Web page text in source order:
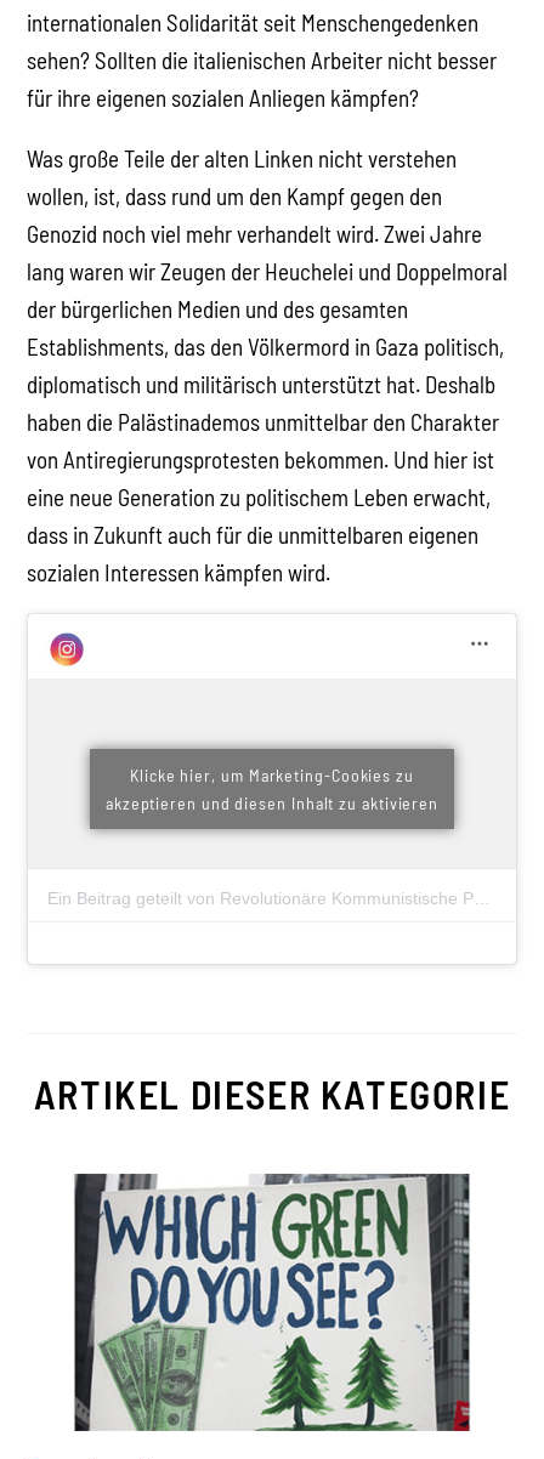
internationalen Solidarität seit Menschengedenken
sehen? Sollten die italienischen Arbeiter nicht besser
für ihre eigenen sozialen Anliegen kämpfen?
Was große Teile der alten Linken nicht verstehen
wollen, ist, dass rund um den Kampf gegen den
Genozid noch viel mehr verhandelt wird. Zwei Jahre
lang waren wir Zeugen der Heuchelei und Doppelmoral
der bürgerlichen Medien und des gesamten
Establishments, das den Völkermord in Gaza politisch,
diplomatisch und militärisch unterstützt hat. Deshalb
haben die Palästinademos unmittelbar den Charakter
von Antiregierungsprotesten bekommen. Und hier ist
eine neue Generation zu politischem Leben erwacht,
dass in Zukunft auch für die unmittelbaren eigenen
sozialen Interessen kämpfen wird.
Klicke hier, um Marketing-Cookies zu
akzeptieren und diesen Inhalt zu aktivieren
ARTIKEL DIESER KATEGORIE